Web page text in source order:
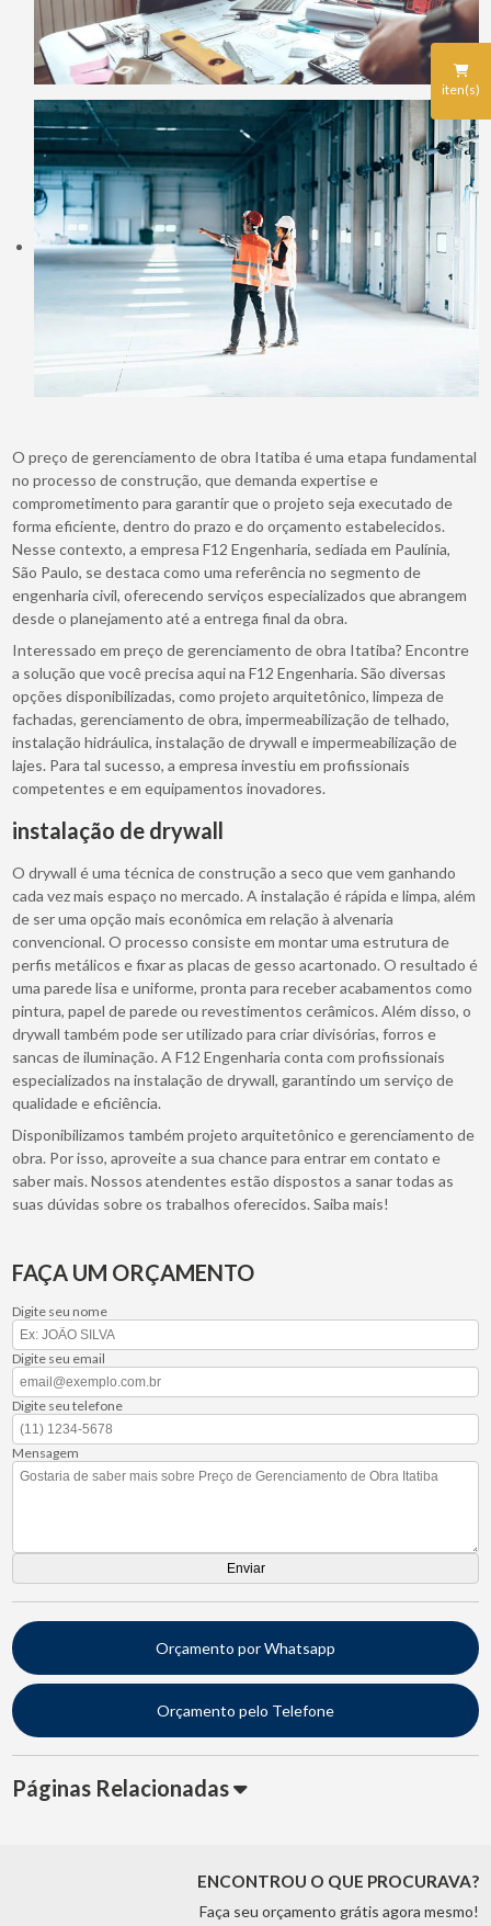
iten(s)
O preço de gerenciamento de obra Itatiba é uma etapa fundamental
no processo de construção, que demanda expertise e
comprometimento para garantir que o projeto seja executado de
forma eficiente, dentro do prazo e do orçamento estabelecidos.
Nesse contexto, a empresa F12 Engenharia, sediada em Paulínia,
São Paulo, se destaca como uma referência no segmento de
engenharia civil, oferecendo serviços especializados que abrangem
desde o planejamento até a entrega final da obra.
Interessado em preço de gerenciamento de obra Itatiba? Encontre
a solução que você precisa aqui na F12 Engenharia. São diversas
opções disponibilizadas, como projeto arquitetônico, limpeza de
fachadas, gerenciamento de obra, impermeabilização de telhado,
instalação hidráulica, instalação de drywall e impermeabilização de
lajes. Para tal sucesso, a empresa investiu em profissionais
competentes e em equipamentos inovadores.
instalação de drywall
O drywall é uma técnica de construção a seco que vem ganhando
cada vez mais espaço no mercado. A instalação é rápida e limpa, além
de ser uma opção mais econômica em relação à alvenaria
convencional. O processo consiste em montar uma estrutura de
perfis metálicos e fixar as placas de gesso acartonado. O resultado é
uma parede lisa e uniforme, pronta para receber acabamentos como
pintura, papel de parede ou revestimentos cerâmicos. Além disso, o
drywall também pode ser utilizado para criar divisórias, forros e
sancas de iluminação. A F12 Engenharia conta com profissionais
especializados na instalação de drywall, garantindo um serviço de
qualidade e eficiência.
Disponibilizamos também projeto arquitetônico e gerenciamento de
obra. Por isso, aproveite a sua chance para entrar em contato e
saber mais. Nossos atendentes estão dispostos a sanar todas as
suas dúvidas sobre os trabalhos oferecidos. Saiba mais!
FAÇA UM ORÇAMENTO
Digite seu nome
Digite seu email
Digite seu telefone
Mensagem
Orçamento por Whatsapp
Orçamento pelo Telefone
Páginas Relacionadas
ENCONTROU O QUE PROCURAVA?
Faça seu orçamento grátis agora mesmo!